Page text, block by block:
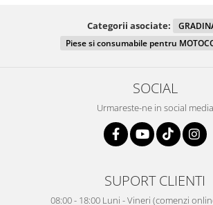
Categorii asociate:
Piese si consumabile pentru
SOCIAL
Urmareste-ne in social media
SUPORT CLIENTI
08:00 - 18:00 Luni - Vineri (comenzi